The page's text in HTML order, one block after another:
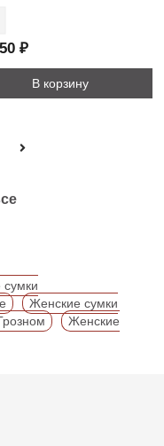
₽
В корзину
Женские сумки
Женские